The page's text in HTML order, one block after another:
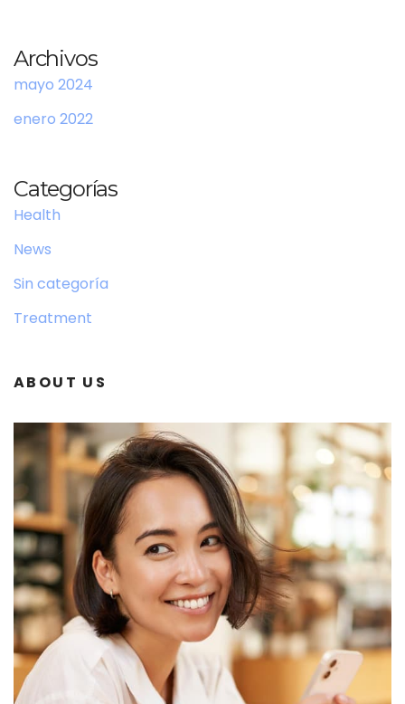
Archivos
mayo 2024
enero 2022
Categorías
Health
News
Sin categoría
Treatment
ABOUT US